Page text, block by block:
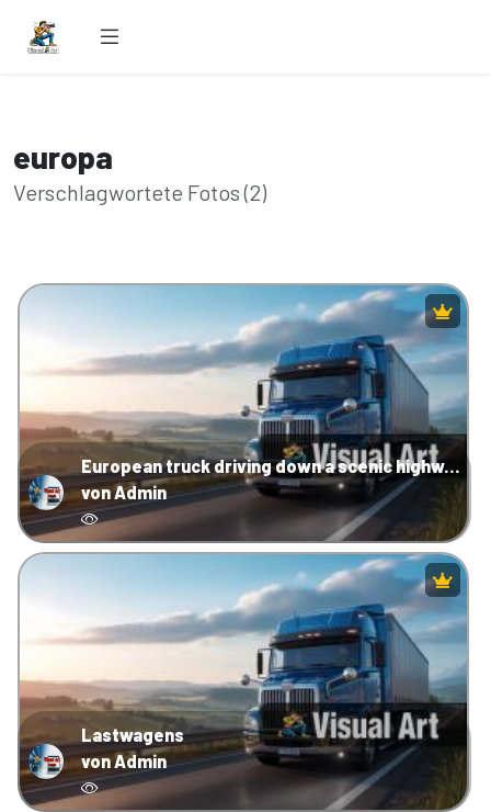
europa
Verschlagwortete Fotos (2)
European truck driving down a scenic highway
von Admin
Lastwagens
von Admin